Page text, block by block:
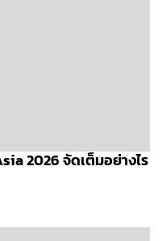
2026 จัดเต็มอย่างไร